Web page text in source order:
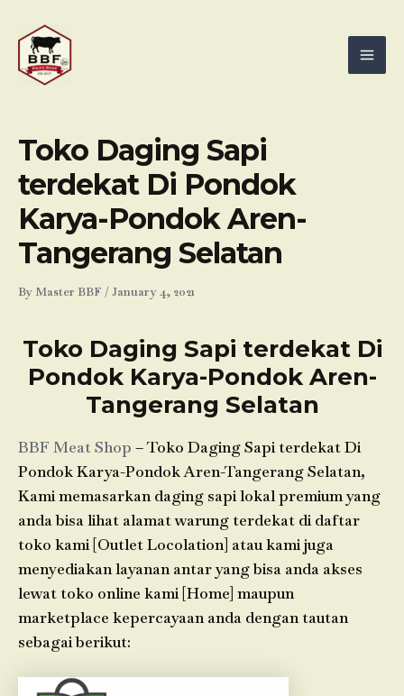
content
Toko Daging Sapi
terdekat Di Pondok
Karya-Pondok Aren-
Tangerang Selatan
By Master BBF /January 4, 2021
Toko Daging Sapi terdekat Di
Pondok Karya-Pondok Aren-
Tangerang Selatan
BBF Meat Shop – Toko Daging Sapi terdekat Di
Pondok Karya-Pondok Aren-Tangerang Selatan,
Kami memasarkan daging sapi lokal premium yang
anda bisa lihat alamat warung terdekat di daftar
toko kami [Outlet Locolation] atau kami juga
menyediakan layanan antar yang bisa anda akses
lewat toko online kami [Home] maupun
marketplace kepercayaan anda dengan tautan
sebagai berikut: